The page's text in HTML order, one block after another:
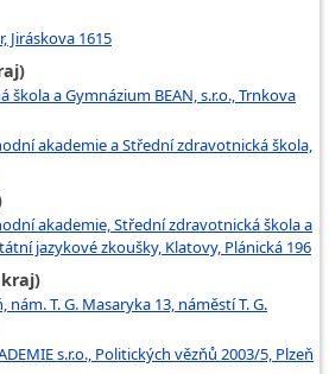
Jiráskova 1615
a Gymnázium BEAN, s.r.o., Trnkova
akademie a Střední zdravotnická škola,
akademie, Střední zdravotnická škola a
jazykové zkoušky, Klatovy, Plánická 196
kraj)
T. G. Masaryka 13, náměstí T. G.
s.r.o., Politických vězňů 2003/5, Plzeň